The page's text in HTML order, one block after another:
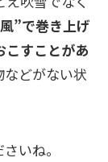
”で巻き上げ
こすことがあ
などがない状
いね。